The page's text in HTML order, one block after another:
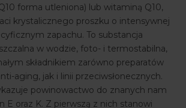
forma utleniona) lub witaminą Q10,
krystalicznego proszku o intensywnej
zapachu. To substancja
w wodzie, foto- i termostabilna,
składnikiem zarówno preparatów
aging, jak i linii przeciwsłonecznych.
powinowactwo do znanych nam
E oraz K. Z pierwszą z nich stanowi